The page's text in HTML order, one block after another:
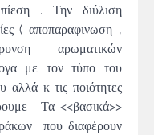
. Την διύλιση
( αποπαραφινωση ,
αρωματικών
με τον τύπο του
αλλά κ τις ποιότητες
. Τα <<βασικά>>
που διαφέρουν